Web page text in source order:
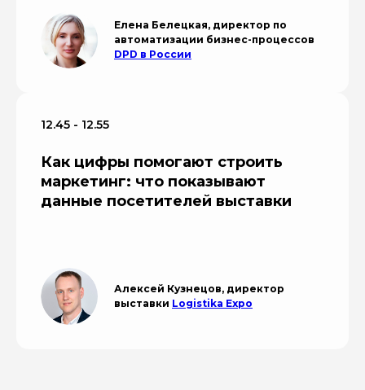
Елена Белецкая, директор по
автоматизации бизнес-процессов
DPD в России
12.45 - 12.55
Как цифры помогают строить
маркетинг: что показывают
данные посетителей выставки
Алексей Кузнецов, директор
выставки Logistika Expo